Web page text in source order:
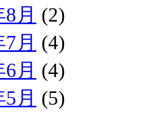
月 (2)
月 (4)
月 (4)
月 (5)